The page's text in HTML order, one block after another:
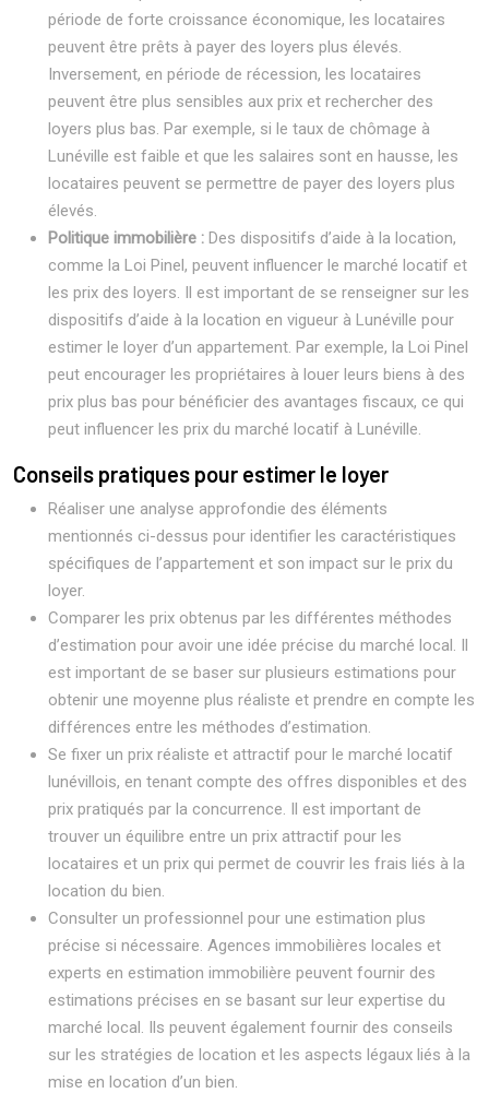
période de forte croissance économique, les locataires
peuvent être prêts à payer des loyers plus élevés.
Inversement, en période de récession, les locataires
peuvent être plus sensibles aux prix et rechercher des
loyers plus bas. Par exemple, si le taux de chômage à
Lunéville est faible et que les salaires sont en hausse, les
locataires peuvent se permettre de payer des loyers plus
élevés.
Politique immobilière : Des dispositifs d’aide à la location,
comme la Loi Pinel, peuvent influencer le marché locatif et
les prix des loyers. Il est important de se renseigner sur les
dispositifs d’aide à la location en vigueur à Lunéville pour
estimer le loyer d’un appartement. Par exemple, la Loi Pinel
peut encourager les propriétaires à louer leurs biens à des
prix plus bas pour bénéficier des avantages fiscaux, ce qui
peut influencer les prix du marché locatif à Lunéville.
Conseils pratiques pour estimer le loyer
Réaliser une analyse approfondie des éléments
mentionnés ci-dessus pour identifier les caractéristiques
spécifiques de l’appartement et son impact sur le prix du
loyer.
Comparer les prix obtenus par les différentes méthodes
d’estimation pour avoir une idée précise du marché local. Il
est important de se baser sur plusieurs estimations pour
obtenir une moyenne plus réaliste et prendre en compte les
différences entre les méthodes d’estimation.
Se fixer un prix réaliste et attractif pour le marché locatif
lunévillois, en tenant compte des offres disponibles et des
prix pratiqués par la concurrence. Il est important de
trouver un équilibre entre un prix attractif pour les
locataires et un prix qui permet de couvrir les frais liés à la
location du bien.
Consulter un professionnel pour une estimation plus
précise si nécessaire. Agences immobilières locales et
experts en estimation immobilière peuvent fournir des
estimations précises en se basant sur leur expertise du
marché local. Ils peuvent également fournir des conseils
sur les stratégies de location et les aspects légaux liés à la
mise en location d’un bien.